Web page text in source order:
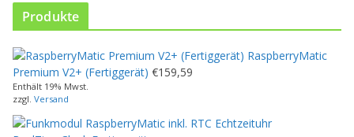
s
e
s
P
r
o
d
Produkte
RaspberryMatic
Premium V2+ (Fertiggerät) €159,59
Enthält 19% Mwst.
zzgl. Versand